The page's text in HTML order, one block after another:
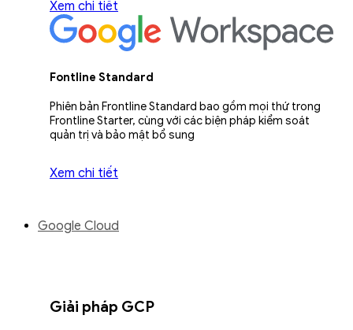
Xem chi tiết
Fontline Standard
Phiên bản Frontline Standard bao gồm mọi thứ trong
Frontline Starter, cùng với các biện pháp kiểm soát
quản trị và bảo mật bổ sung
Xem chi tiết
Google Cloud
Giải pháp GCP